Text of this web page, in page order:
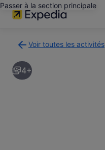
Passer à la section principale
Voir toutes les activités
à
la
page
4+